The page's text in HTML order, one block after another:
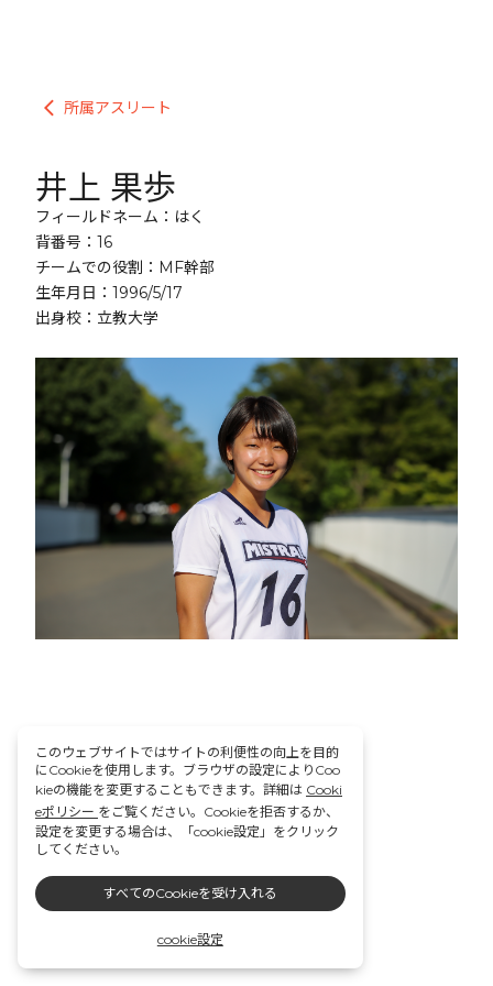
arrow_back_ios 所属アスリート
井上 果歩
フィールドネーム：はく
背番号：16
チームでの役割：MF幹部
生年月日：1996/5/17
出身校：立教大学
このウェブサイトではサイトの利便性の向上を目的
にCookieを使用します。ブラウザの設定によりCoo
kieの機能を変更することもできます。詳細は Cooki
eポリシー をご覧ください。Cookieを拒否するか、
設定を変更する場合は、「cookie設定」をクリック
してください。
すべてのCookieを受け入れる
cookie設定